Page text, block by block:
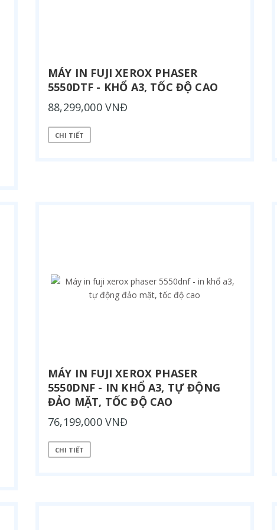
MÁY IN FUJI XEROX PHASER
5550DTF - KHỔ A3, TỐC ĐỘ CAO
88,299,000 VNĐ
CHI TIẾT
MÁY IN FUJI XEROX PHASER
5550DNF - IN KHỔ A3, TỰ ĐỘNG
ĐẢO MẶT, TỐC ĐỘ CAO
76,199,000 VNĐ
CHI TIẾT